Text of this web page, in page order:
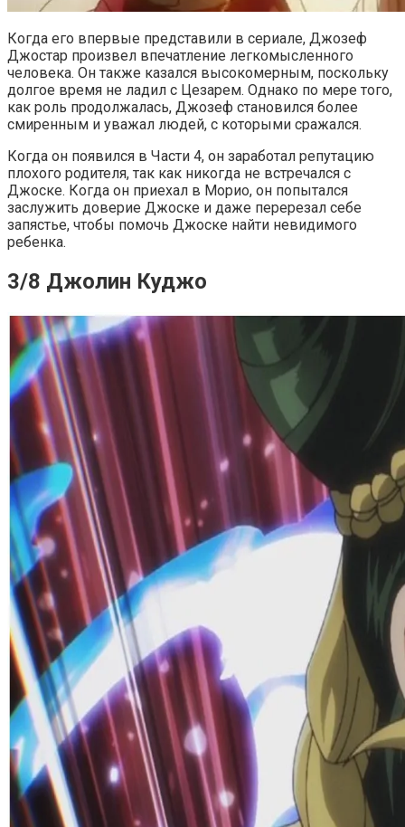
Когда его впервые представили в сериале, Джозеф
Джостар произвел впечатление легкомысленного
человека. Он также казался высокомерным, поскольку
долгое время не ладил с Цезарем. Однако по мере того,
как роль продолжалась, Джозеф становился более
смиренным и уважал людей, с которыми сражался.
Когда он появился в Части 4, он заработал репутацию
плохого родителя, так как никогда не встречался с
Джоске. Когда он приехал в Морио, он попытался
заслужить доверие Джоске и даже перерезал себе
запястье, чтобы помочь Джоске найти невидимого
ребенка.
3/8 Джолин Куджо